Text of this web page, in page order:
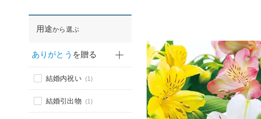
用途から選ぶ
ありがとう を贈る
結婚内祝い (1)
結婚引出物 (1)